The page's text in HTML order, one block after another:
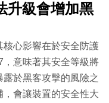
升級會增加黑
心影響在於安全防護
意味著其安全等級將
於黑客攻擊的風險之
會讓裝置的安全性大